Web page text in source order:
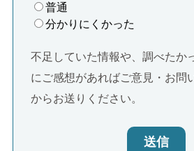
普通
分かりにくかった
不足していた情報や、調べたか
にご感想があればご意見・お問
からお送りください。
送信